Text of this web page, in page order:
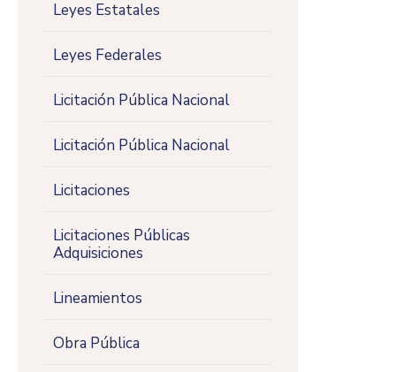
Leyes Estatales
Leyes Federales
Licitación Pública Nacional
Licitación Pública Nacional
Licitaciones
Licitaciones Públicas
Adquisiciones
Lineamientos
Obra Pública